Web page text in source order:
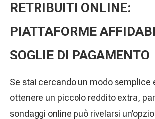
RETRIBUITI ONLINE:
PIATTAFORME
SOGLIE DI PAGAMENTO
Se stai cercando un modo semplice
ottenere un piccolo reddito extra,
sondaggi online può rivelarsi